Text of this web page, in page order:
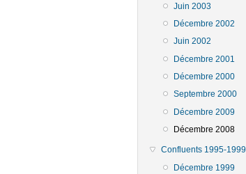
Juin 2003
Décembre 2002
Juin 2002
Décembre 2001
Décembre 2000
Septembre 2000
Décembre 2009
Décembre 2008
Confluents 1995-1999
Décembre 1999